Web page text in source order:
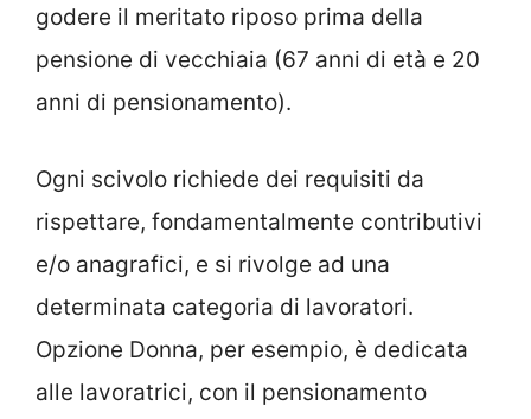
godere il meritato riposo prima della
pensione di vecchiaia (67 anni di età e 20
anni di pensionamento).
Ogni scivolo richiede dei requisiti da
rispettare, fondamentalmente contributivi
e/o anagrafici, e si rivolge ad una
determinata categoria di lavoratori.
Opzione Donna, per esempio, è dedicata
alle lavoratrici, con il pensionamento